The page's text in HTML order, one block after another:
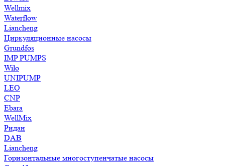
Wellmix
Waterflow
Liancheng
Циркуляционные насосы
Grundfos
IMP PUMPS
Wilo
UNIPUMP
LEO
CNP
Ebara
WellMix
Ридан
DAB
Liancheng
Горизонтальные многоступенчатые насосы